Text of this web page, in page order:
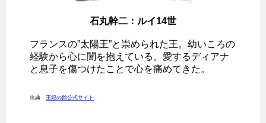
石丸幹二：ルイ14世
フランスの”太陽王”と崇められた王。幼いころの
経験から心に闇を抱えている。愛するディアナ
と息子を傷つけたことで心を痛めてきた。
出典： 王妃の館公式サイト